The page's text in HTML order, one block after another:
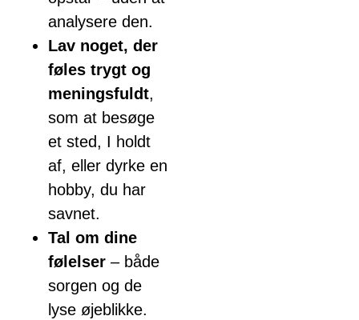
analysere den.
Lav noget, der
føles trygt og
meningsfuldt,
som at besøge
et sted, I holdt
af, eller dyrke en
hobby, du har
savnet.
Tal om dine
følelser – både
sorgen og de
lyse øjeblikke.